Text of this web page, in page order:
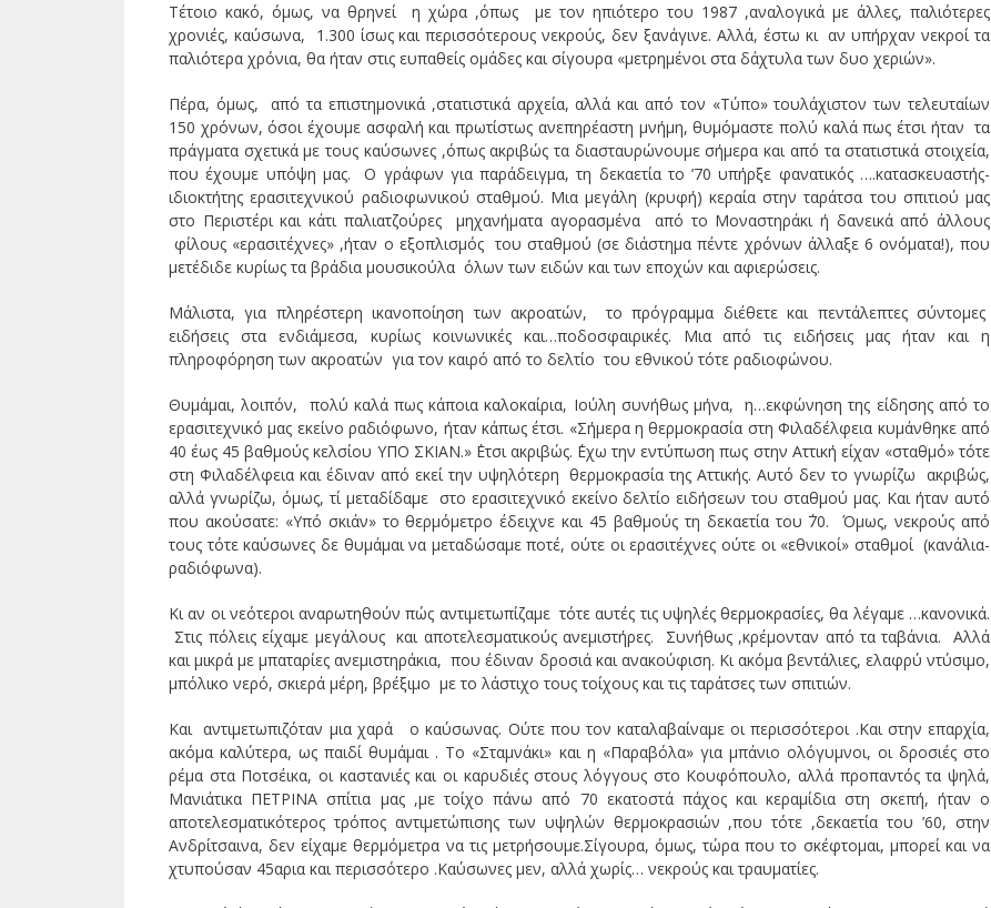
Τέτοιο κακό, όμως, να θρηνεί η χώρα ,όπως με τον ηπιότερο του 1987 ,αναλογικά με άλλες, παλιότερες
χρονιές, καύσωνα, 1.300 ίσως και περισσότερους νεκρούς, δεν ξανάγινε. Αλλά, έστω κι αν υπήρχαν νεκροί τα
παλιότερα χρόνια, θα ήταν στις ευπαθείς ομάδες και σίγουρα «μετρημένοι στα δάχτυλα των δυο χεριών».
Πέρα, όμως, από τα επιστημονικά ,στατιστικά αρχεία, αλλά και από τον «Τύπο» τουλάχιστον των τελευταίων
150 χρόνων, όσοι έχουμε ασφαλή και πρωτίστως ανεπηρέαστη μνήμη, θυμόμαστε πολύ καλά πως έτσι ήταν τα
πράγματα σχετικά με τους καύσωνες ,όπως ακριβώς τα διασταυρώνουμε σήμερα και από τα στατιστικά στοιχεία,
που έχουμε υπόψη μας. Ο γράφων για παράδειγμα, τη δεκαετία το ’70 υπήρξε φανατικός ….κατασκευαστής-
ιδιοκτήτης ερασιτεχνικού ραδιοφωνικού σταθμού. Μια μεγάλη (κρυφή) κεραία στην ταράτσα του σπιτιού μας
στο Περιστέρι και κάτι παλιατζούρες μηχανήματα αγορασμένα από το Μοναστηράκι ή δανεικά από άλλους
φίλους «ερασιτέχνες» ,ήταν ο εξοπλισμός του σταθμού (σε διάστημα πέντε χρόνων άλλαξε 6 ονόματα!), που
μετέδιδε κυρίως τα βράδια μουσικούλα όλων των ειδών και των εποχών και αφιερώσεις.
Μάλιστα, για πληρέστερη ικανοποίηση των ακροατών, το πρόγραμμα διέθετε και πεντάλεπτες σύντομες
ειδήσεις στα ενδιάμεσα, κυρίως κοινωνικές και…ποδοσφαιρικές. Μια από τις ειδήσεις μας ήταν και η
πληροφόρηση των ακροατών για τον καιρό από το δελτίο του εθνικού τότε ραδιοφώνου.
Θυμάμαι, λοιπόν, πολύ καλά πως κάποια καλοκαίρια, Ιούλη συνήθως μήνα, η…εκφώνηση της είδησης από το
ερασιτεχνικό μας εκείνο ραδιόφωνο, ήταν κάπως έτσι. «Σήμερα η θερμοκρασία στη Φιλαδέλφεια κυμάνθηκε από
40 έως 45 βαθμούς κελσίου ΥΠΟ ΣΚΙΑΝ.» ΄Ετσι ακριβώς. ΄Εχω την εντύπωση πως στην Αττική είχαν «σταθμό» τότε
στη Φιλαδέλφεια και έδιναν από εκεί την υψηλότερη θερμοκρασία της Αττικής. Αυτό δεν το γνωρίζω ακριβώς,
αλλά γνωρίζω, όμως, τί μεταδίδαμε στο ερασιτεχνικό εκείνο δελτίο ειδήσεων του σταθμού μας. Και ήταν αυτό
που ακούσατε: «Υπό σκιάν» το θερμόμετρο έδειχνε και 45 βαθμούς τη δεκαετία του ΄70. Όμως, νεκρούς από
τους τότε καύσωνες δε θυμάμαι να μεταδώσαμε ποτέ, ούτε οι ερασιτέχνες ούτε οι «εθνικοί» σταθμοί (κανάλια-
ραδιόφωνα).
Κι αν οι νεότεροι αναρωτηθούν πώς αντιμετωπίζαμε τότε αυτές τις υψηλές θερμοκρασίες, θα λέγαμε …κανονικά.
Στις πόλεις είχαμε μεγάλους και αποτελεσματικούς ανεμιστήρες. Συνήθως ,κρέμονταν από τα ταβάνια. Αλλά
και μικρά με μπαταρίες ανεμιστηράκια, που έδιναν δροσιά και ανακούφιση. Κι ακόμα βεντάλιες, ελαφρύ ντύσιμο,
μπόλικο νερό, σκιερά μέρη, βρέξιμο με το λάστιχο τους τοίχους και τις ταράτσες των σπιτιών.
Και αντιμετωπιζόταν μια χαρά ο καύσωνας. Ούτε που τον καταλαβαίναμε οι περισσότεροι .Και στην επαρχία,
ακόμα καλύτερα, ως παιδί θυμάμαι . Το «Σταμνάκι» και η «Παραβόλα» για μπάνιο ολόγυμνοι, οι δροσιές στο
ρέμα στα Ποτσέικα, οι καστανιές και οι καρυδιές στους λόγγους στο Κουφόπουλο, αλλά προπαντός τα ψηλά,
Μανιάτικα ΠΕΤΡΙΝΑ σπίτια μας ,με τοίχο πάνω από 70 εκατοστά πάχος και κεραμίδια στη σκεπή, ήταν ο
αποτελεσματικότερος τρόπος αντιμετώπισης των υψηλών θερμοκρασιών ,που τότε ,δεκαετία του ’60, στην
Ανδρίτσαινα, δεν είχαμε θερμόμετρα να τις μετρήσουμε.Σίγουρα, όμως, τώρα που το σκέφτομαι, μπορεί και να
χτυπούσαν 45αρια και περισσότερο .Καύσωνες μεν, αλλά χωρίς… νεκρούς και τραυματίες.